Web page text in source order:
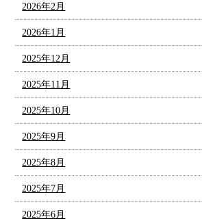
2026年2月
2026年1月
2025年12月
2025年11月
2025年10月
2025年9月
2025年8月
2025年7月
2025年6月